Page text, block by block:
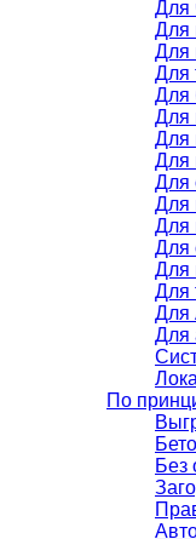
Для
Для
Для
Для
Для
Для
Для
Для
Для
Для
Для
Для
Для
Для
Для
Для
По
Без